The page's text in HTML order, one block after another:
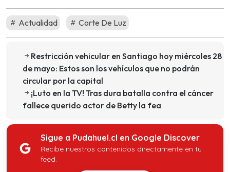
Actualidad Corte De Luz
Restricción vehicular en Santiago hoy miércoles 28
de mayo: Estos son los vehículos que no podrán
circular por la capital
¡Luto en la TV! Tras dura batalla contra el cáncer
fallece querido actor de Betty la fea
Sigue a Pudahuel.cl en Google Discover
Recibe nuestros contenidos directamente en tu
feed.